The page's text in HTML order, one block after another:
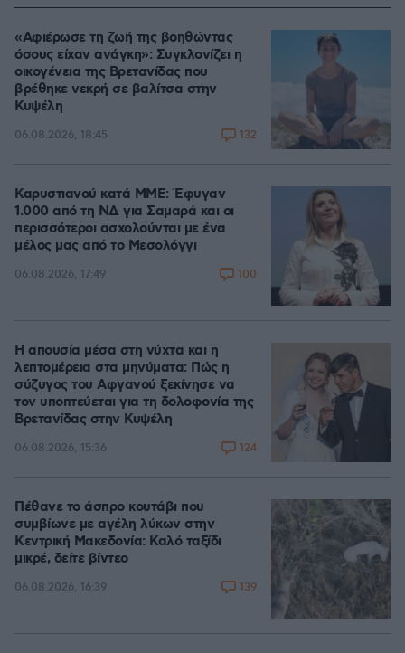
«Αφιέρωσε τη ζωή της βοηθώντας
όσους είχαν ανάγκη»: Συγκλονίζει η
οικογένεια της Βρετανίδας που
βρέθηκε νεκρή σε βαλίτσα στην
Κυψέλη
06.08.2026, 18:45 132
Καρυστιανού κατά ΜΜΕ: Έφυγαν
1.000 από τη ΝΔ για Σαμαρά και οι
περισσότεροι ασχολούνται με ένα
μέλος μας από το Μεσολόγγι
06.08.2026, 17:49 100
Η απουσία μέσα στη νύχτα και η
λεπτομέρεια στα μηνύματα: Πώς η
σύζυγος του Αφγανού ξεκίνησε να
τον υποπτεύεται για τη δολοφονία της
Βρετανίδας στην Κυψέλη
06.08.2026, 15:36 124
Πέθανε το άσπρο κουτάβι που
συμβίωνε με αγέλη λύκων στην
Κεντρική Μακεδονία: Καλό ταξίδι
μικρέ, δείτε βίντεο
06.08.2026, 16:39 139